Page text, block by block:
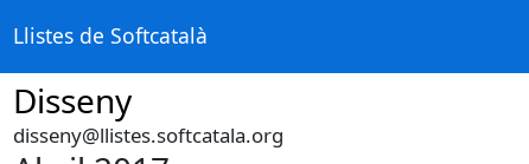
Llistes de Softcatalà
Disseny
disseny@llistes.softcatala.org